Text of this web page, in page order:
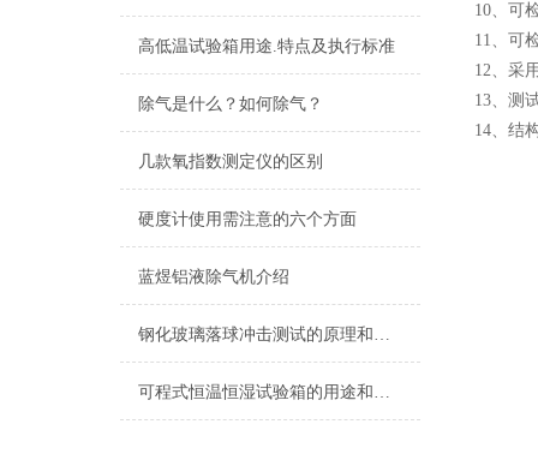
高低温试验箱用途.特点及执行标准
除气是什么？如何除气？
几款氧指数测定仪的区别
硬度计使用需注意的六个方面
蓝煜铝液除气机介绍
钢化玻璃落球冲击测试的原理和技术要求
可程式恒温恒湿试验箱的用途和特点
10、可
11、可
12、采
13、测
14、结